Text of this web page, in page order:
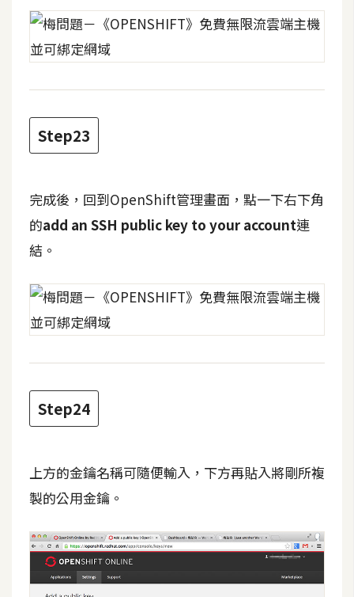
Step23
完成後，回到OpenShift管理畫面，點一下右下角
的add an SSH public key to your account連
結。
Step24
上方的金鑰名稱可隨便輸入，下方再貼入將剛所複
製的公用金鑰。